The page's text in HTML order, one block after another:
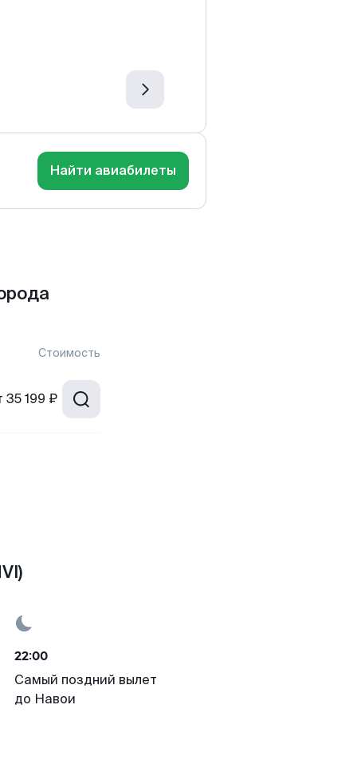
Найти авиабилеты
Стоимость
35 199 ₽
22:00
Самый поздний вылет
до Навои